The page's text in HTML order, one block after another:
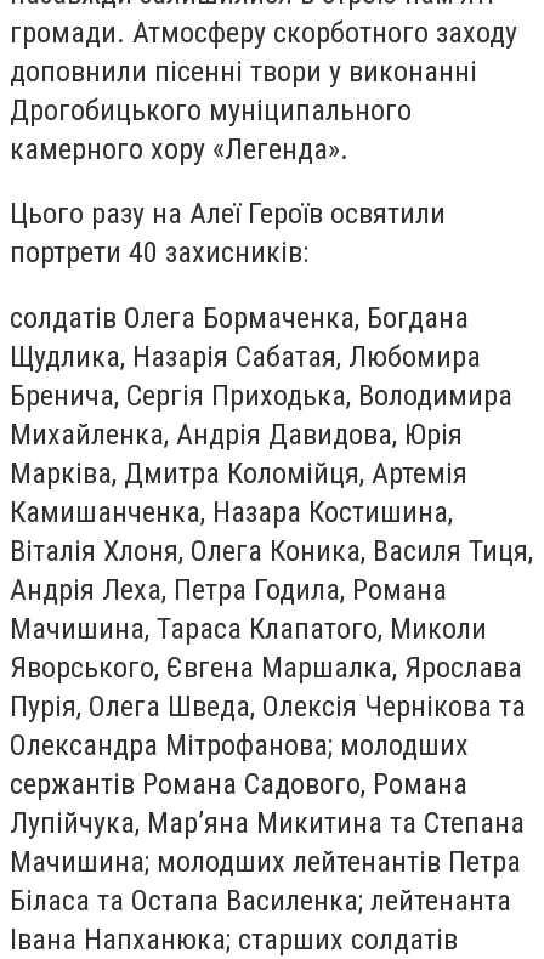
громади. Атмосферу скорботного заходу
доповнили пісенні твори у виконанні
Дрогобицького муніципального
камерного хору «Легенда».
Цього разу на Алеї Героїв освятили
портрети 40 захисників:
солдатів Олега Бормаченка, Богдана
Щудлика, Назарія Сабатая, Любомира
Бренича, Сергія Приходька, Володимира
Михайленка, Андрія Давидова, Юрія
Марківа, Дмитра Коломійця, Артемія
Камишанченка, Назара Костишина,
Віталія Хлоня, Олега Коника, Василя Тиця,
Андрія Леха, Петра Годила, Романа
Мачишина, Тараса Клапатого, Миколи
Яворського, Євгена Маршалка, Ярослава
Пурія, Олега Шведа, Олексія Чернікова та
Олександра Мітрофанова; молодших
сержантів Романа Садового, Романа
Лупійчука, Мар’яна Микитина та Степана
Мачишина; молодших лейтенантів Петра
Біласа та Остапа Василенка; лейтенанта
Івана Напханюка; старших солдатів